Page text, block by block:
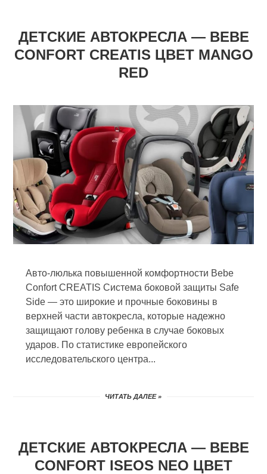
ДЕТСКИЕ АВТОКРЕСЛА — BEBE
CONFORT CREATIS ЦВЕТ MANGO
RED
Авто-люлька повышенной комфортности Bebe
Confort CREATIS Система боковой защиты Safe
Side — это широкие и прочные боковины в
верхней части автокресла, которые надежно
защищают голову ребенка в случае боковых
ударов. По статистике европейского
исследовательского центра...
ЧИТАТЬ ДАЛЕЕ »
ДЕТСКИЕ АВТОКРЕСЛА — BEBE
CONFORT ISEOS NEO ЦВЕТ